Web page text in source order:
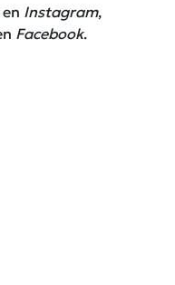
Instagram,
Facebook.